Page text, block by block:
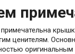
ценителям.